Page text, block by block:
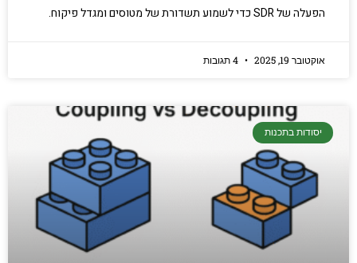
הפעלה של SDR כדי לשמוע תשדורת של מטוסים ומגדל פיקוח.
אוקטובר 19, 2025
יסודות בתכנות